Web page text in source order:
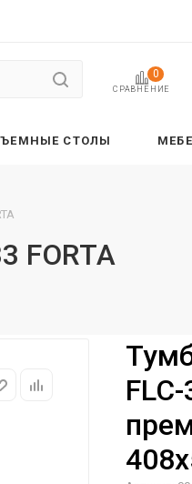
СРАВНЕНИЕ
0
СТОЛЫ
FORTA